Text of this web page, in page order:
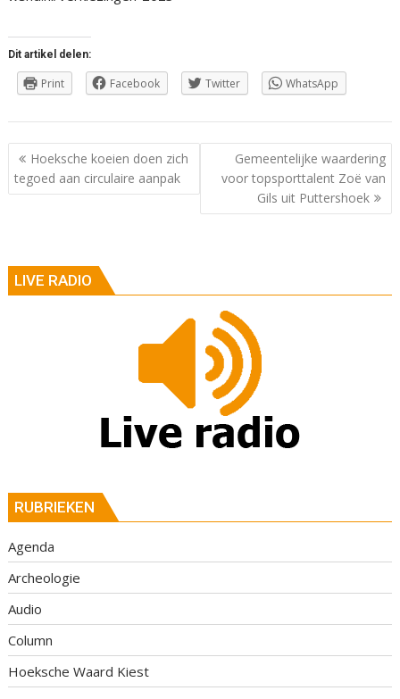
Dit artikel delen:
Print Facebook Twitter WhatsApp
Berichtnavigatie
Hoeksche koeien doen zich
tegoed aan circulaire aanpak
Gemeentelijke waardering
voor topsporttalent Zoë van
Gils uit Puttershoek
LIVE RADIO
RUBRIEKEN
Agenda
Archeologie
Audio
Column
Hoeksche Waard Kiest